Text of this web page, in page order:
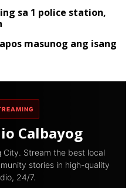
sa 1 police station,
masunog ang isang
Calbayog
Stream the best local
stories in high-quality
24/7.